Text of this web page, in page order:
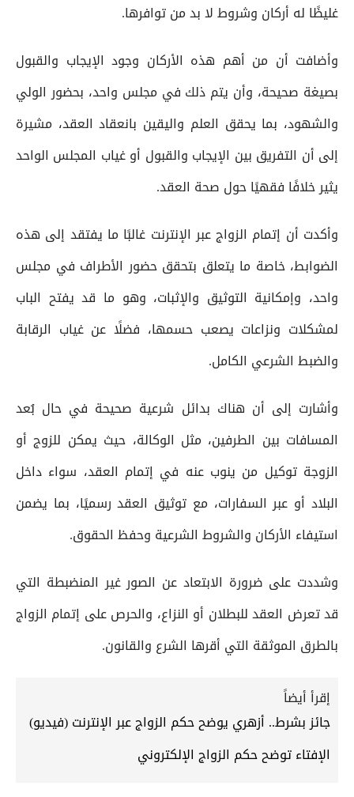
غليظًا له أركان وشروط لا بد من توافرها.
وأضافت أن من أهم هذه الأركان وجود الإيجاب والقبول
بصيغة صحيحة، وأن يتم ذلك في مجلس واحد، بحضور الولي
والشهود، بما يحقق العلم واليقين بانعقاد العقد، مشيرة
إلى أن التفريق بين الإيجاب والقبول أو غياب المجلس الواحد
يثير خلافًا فقهيًا حول صحة العقد.
وأكدت أن إتمام الزواج عبر الإنترنت غالبًا ما يفتقد إلى هذه
الضوابط، خاصة ما يتعلق بتحقق حضور الأطراف في مجلس
واحد، وإمكانية التوثيق والإثبات، وهو ما قد يفتح الباب
لمشكلات ونزاعات يصعب حسمها، فضلًا عن غياب الرقابة
والضبط الشرعي الكامل.
وأشارت إلى أن هناك بدائل شرعية صحيحة في حال بُعد
المسافات بين الطرفين، مثل الوكالة، حيث يمكن للزوج أو
الزوجة توكيل من ينوب عنه في إتمام العقد، سواء داخل
البلاد أو عبر السفارات، مع توثيق العقد رسميًا، بما يضمن
استيفاء الأركان والشروط الشرعية وحفظ الحقوق.
وشددت على ضرورة الابتعاد عن الصور غير المنضبطة التي
قد تعرض العقد للبطلان أو النزاع، والحرص على إتمام الزواج
بالطرق الموثقة التي أقرها الشرع والقانون.
إقرأ أيضاً
جائز بشرط.. أزهري يوضح حكم الزواج عبر الإنترنت (فيديو)
الإفتاء توضح حكم الزواج الإلكتروني